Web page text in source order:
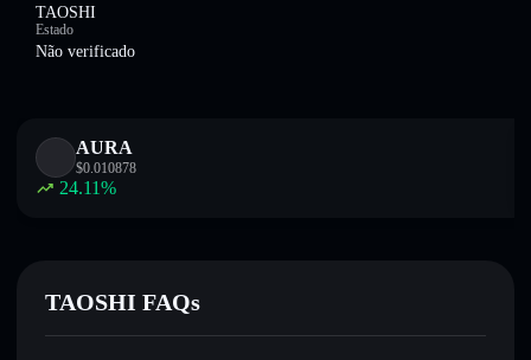
TAOSHI
Estado
Não verificado
AURA
$0.010878
24.11%
TAOSHI FAQs